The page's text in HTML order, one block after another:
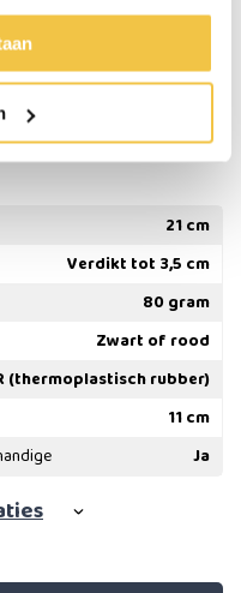
rubber)
70 graden
21 cm
Verdikt tot 3,5 cm
80 gram
Zwart of rood
(thermoplastisch rubber)
11 cm
Ja